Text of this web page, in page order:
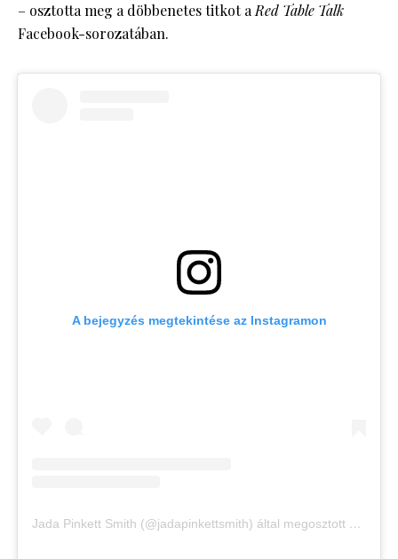
– osztotta meg a döbbenetes titkot aRed Table Talk
Facebook-sorozatában.
A bejegyzés megtekintése az Instagramon
Jada Pinkett Smith (@jadapinkettsmith) által megosztott bejegyzés